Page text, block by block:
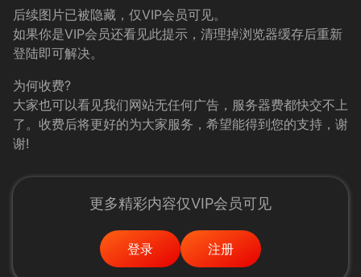
后续图片已被隐藏，仅VIP会员可见。
如果你是VIP会员还看见此提示，清理掉浏览器缓存后重新
登陆即可解决。
为何收费?
大家也可以看见我们网站无任何广告，服务器费都快交不上
了。收费后将更好的为大家服务，希望能得到您的支持，谢
谢!
更多精彩内容仅VIP会员可见
登录 注册